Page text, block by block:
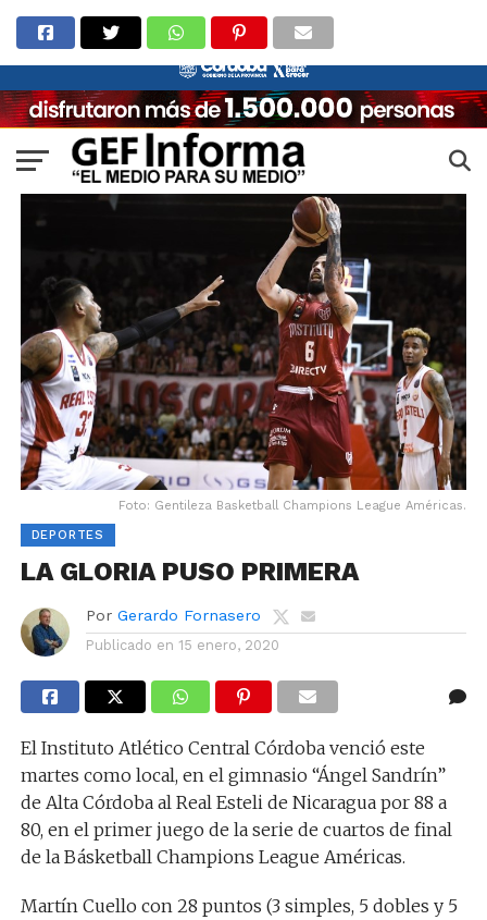
Foto: Gentileza Basketball Champions League Américas.
DEPORTES
LA GLORIA PUSO PRIMERA
Por Gerardo Fornasero
Publicado en 15 enero, 2020
El Instituto Atlético Central Córdoba venció este
martes como local, en el gimnasio “Ángel Sandrín”
de Alta Córdoba al Real Esteli de Nicaragua por 88 a
80, en el primer juego de la serie de cuartos de final
de la Básketball Champions League Américas.
Martín Cuello con 28 puntos (3 simples, 5 dobles y 5